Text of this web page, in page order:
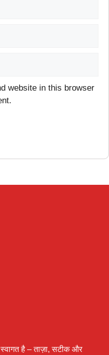
website in this browser
है – ताज़ा, सटीक और